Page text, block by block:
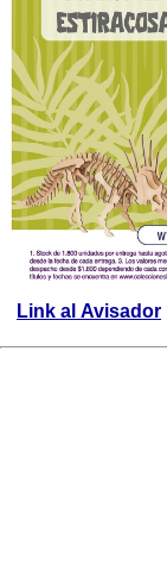
Link al Avisador